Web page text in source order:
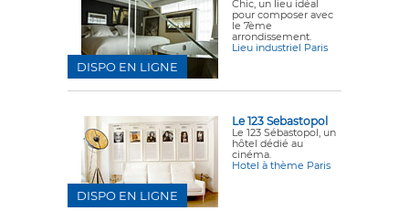
Chic, un lieu idéal
pour composer avec
le 7ème
arrondissement.
Lieu industriel Paris
DISPO EN LIGNE
Le 123 Sebastopol
Le 123 Sébastopol, un
hôtel dédié au
cinéma.
Hotel à thème Paris
DISPO EN LIGNE